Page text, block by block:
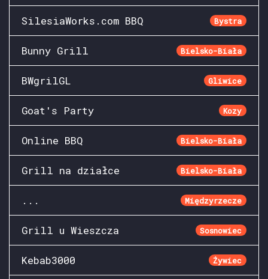
SilesiaWorks.com BBQ Bystra
Bunny Grill Bielsko-Biała
BWgrilGL Gliwice
Goat's Party Kozy
Online BBQ Bielsko-Biała
Grill na działce Bielsko-Biała
... Międzyrzecze
Grill u Wieszcza Sosnowiec
Kebab3000 Żywiec